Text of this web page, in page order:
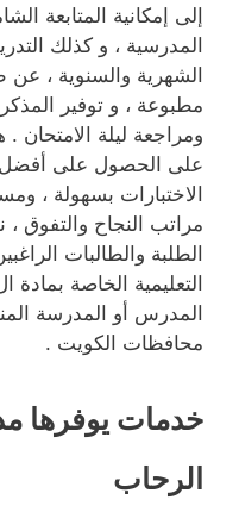
إلى إمكانية المتابعة
المدرسية ، و كذلك
الشهرية والسنوية ،
مطبوعة ، و توفير
ومراجعة ليلة
على الحصول على أفضل
الاختبارات بسهولة ،
مراتب النجاح والتفوق
الطلبة والطالبات
التعليمية الخاصة
المدرس أو المدرسة
محافظات الكويت .
خدمات يوفرها
الرحاب